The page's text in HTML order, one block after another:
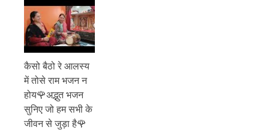
कैसो बैठो रे आलस्य
में तोसे राम भजन न
होय🌹अद्भुत भजन
सुनिए जो हम सभी के
जीवन से जुड़ा है🌹